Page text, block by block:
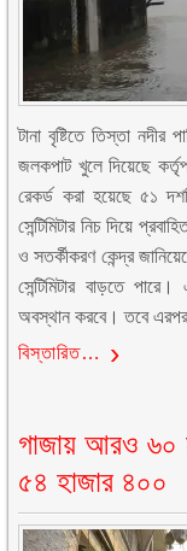
টানা বৃষ্টিতে তিস্তা নদীর
জলকপাট খুলে দিয়েছে
রেকর্ড করা হয়েছে ৫১
সেন্টিমিটার নিচ দিয়ে
ও সতর্কীকরণ কেন্দ্র
সেন্টিমিটার বাড়তে
অবস্থান করবে। তবে এরপর
বিস্তারিত…
গাজায় আরও ৬০
৫৪ হাজার ৪০০